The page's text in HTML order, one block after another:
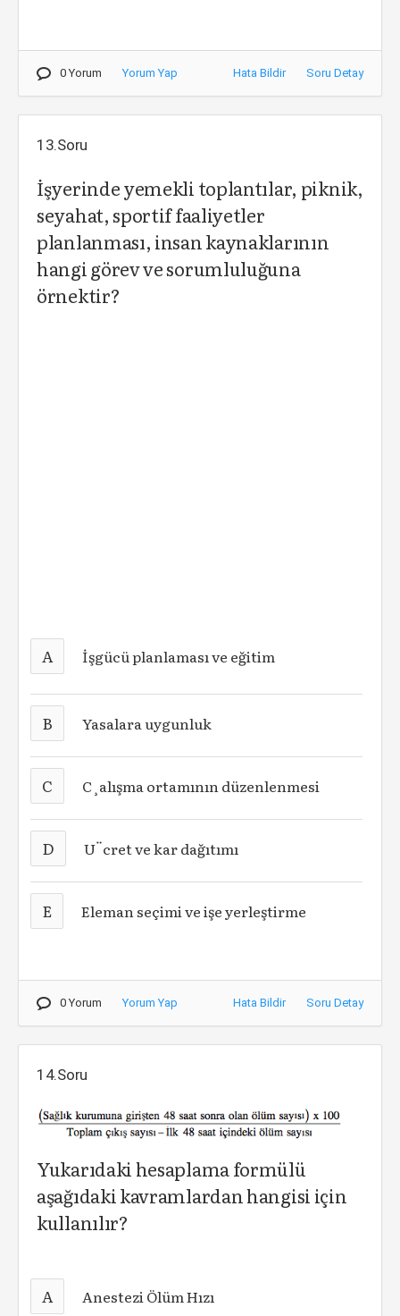
0 Yorum Yorum Yap Hata Bildir Soru Detay
13.Soru
İşyerinde yemekli toplantılar, piknik,
seyahat, sportif faaliyetler
planlanması, insan kaynaklarının
hangi görev ve sorumluluğuna
örnektir?
A İşgücü planlaması ve eğitim
B Yasalara uygunluk
C C¸alışma ortamının düzenlenmesi
D U¨cret ve kar dağıtımı
E Eleman seçimi ve işe yerleştirme
0 Yorum Yorum Yap Hata Bildir Soru Detay
14.Soru
Yukarıdaki hesaplama formülü
aşağıdaki kavramlardan hangisi için
kullanılır?
A Anestezi Ölüm Hızı